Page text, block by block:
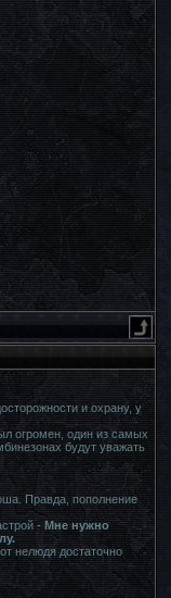
и охрану, у
огромен, один из самых
будут уважать
Правда, пополнение
- Мне нужно
нелюдя достаточно